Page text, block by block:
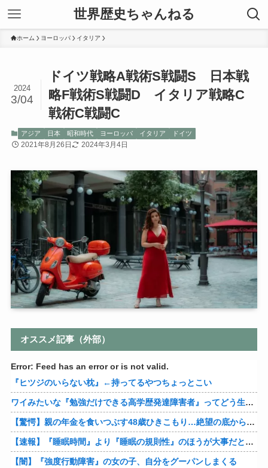
世界歴史ちゃんねる
ホーム ヨーロッパ イタリア
ドイツ戦略A戦術S戦闘S 日本戦
略F戦術S戦闘D イタリア戦略C
戦術C戦闘C
2024
3/04
アジア 日本 昭和時代 ヨーロッパ イタリア ドイツ
2021年8月26日 2024年3月4日
オススメ記事（外部）
Error: Feed has an error or is not valid.
『ヒツジのいらない枕』←持ってるやつちょっとこい
ワイみたいな『勉強だけできる高学歴発達障害者』ってどう生きたらいいんや？
【驚愕】親の年金を食いつぶす48歳ひきこもり…絶望の底から家族を救ったのは『障害基礎年金』だった
【速報】『睡眠時間』より『睡眠の規則性』のほうが大事だと判明
【闇】『強度行動障害』の女の子、自分をグーパンしまくる